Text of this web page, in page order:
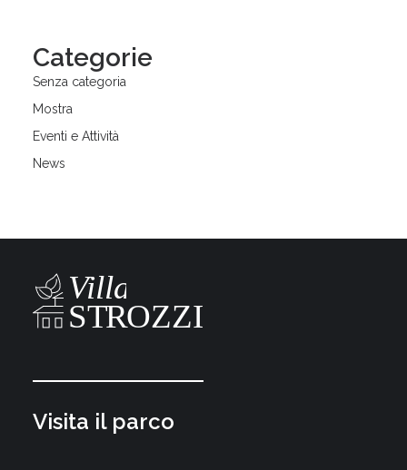
Categorie
Senza categoria
Mostra
Eventi e Attività
News
Visita il parco